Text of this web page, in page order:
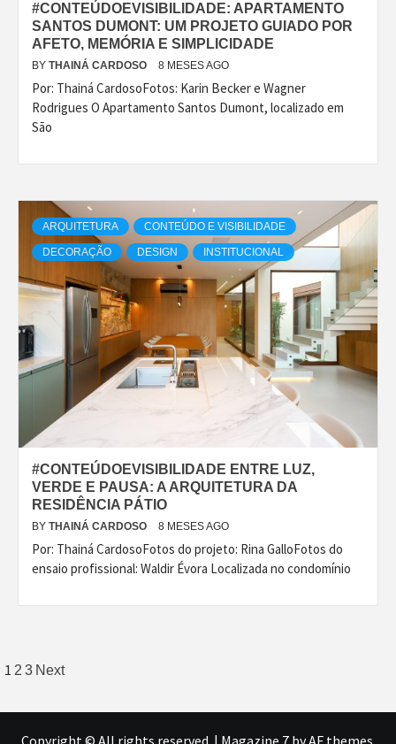
#CONTEÚDOEVISIBILIDADE: APARTAMENTO
SANTOS DUMONT: UM PROJETO GUIADO POR
AFETO, MEMÓRIA E SIMPLICIDADE
BY THAINÁ CARDOSO 8 MESES AGO
Por: Thainá CardosoFotos: Karin Becker e Wagner
Rodrigues O Apartamento Santos Dumont, localizado em
São
ARQUITETURA CONTEÚDO E VISIBILIDADE
DECORAÇÃO DESIGN INSTITUCIONAL
#CONTEÚDOEVISIBILIDADE ENTRE LUZ,
VERDE E PAUSA: A ARQUITETURA DA
RESIDÊNCIA PÁTIO
BY THAINÁ CARDOSO 8 MESES AGO
Por: Thainá CardosoFotos do projeto: Rina GalloFotos do
ensaio profissional: Waldir Évora Localizada no condomínio
Paginação
posts
1 2 3 Next
Copyright © All rights reserved. | Magazine 7by AF themes.